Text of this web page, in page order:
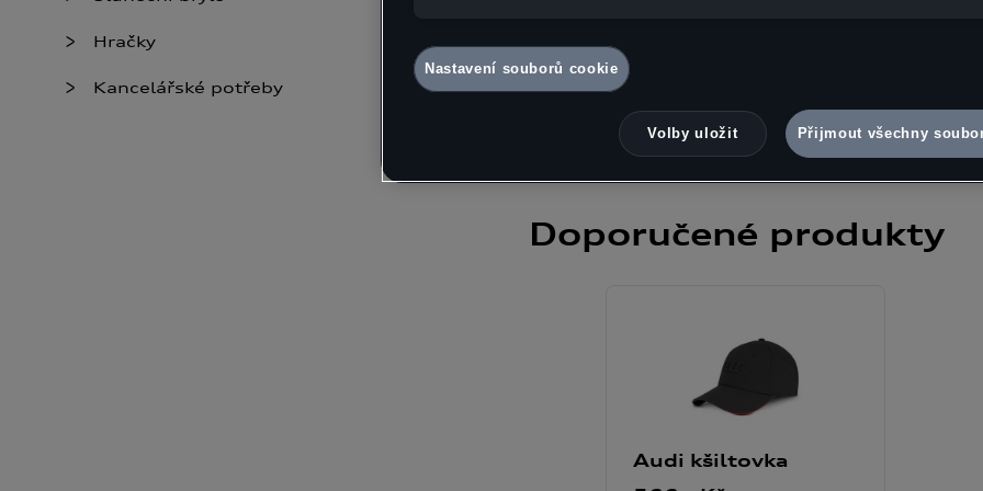
Hračky
Kancelářské potřeby
Doporučené produkty
Audi kšiltovka
souborů cookie je Porsche Česká republika s.r.o. Podrobné informace o
naleznete v Zásadách používání souborů cookie nebo v Nastavení souborů cookie.
Nastavení souborů cookie
Volby uložit Přijmout všechny